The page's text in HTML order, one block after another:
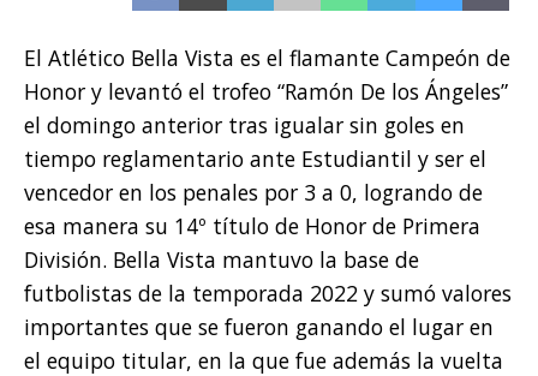
El Atlético Bella Vista es el flamante Campeón de
Honor y levantó el trofeo “Ramón De los Ángeles”
el domingo anterior tras igualar sin goles en
tiempo reglamentario ante Estudiantil y ser el
vencedor en los penales por 3 a 0, logrando de
esa manera su 14º título de Honor de Primera
División. Bella Vista mantuvo la base de
futbolistas de la temporada 2022 y sumó valores
importantes que se fueron ganando el lugar en
el equipo titular, en la que fue además la vuelta